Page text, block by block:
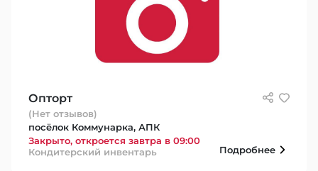
Опторт
(Нет отзывов)
посёлок Коммунарка, АПК
Закрыто, откроется завтра в 09:00
Кондитерский инвентарь
Подробнее